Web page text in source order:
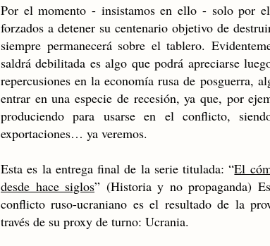
Por el momento - insistamos en ello - solo por
forzados a detener su centenario objetivo de
siempre permanecerá sobre el tablero.
saldrá debilitada es algo que podrá apreciarse
repercusiones en la economía rusa de posguerra,
entrar en una especie de recesión, ya que, por
produciendo para usarse en el conflicto,
exportaciones… ya veremos.
Esta es la entrega final de la serie titulada: “El
desde hace siglos” (Historia y no propaganda)
conflicto ruso-ucraniano es el resultado de la
través de su proxy de turno: Ucrania.